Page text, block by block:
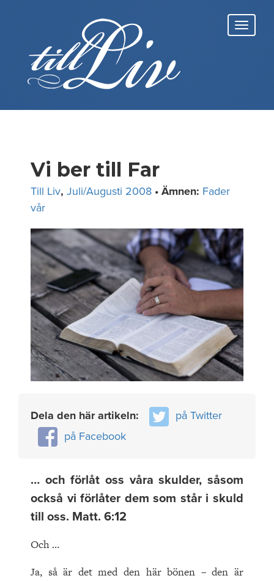
Vi ber till Far
Till Liv, Juli/Augusti 2008 • Ämnen: Fader
vår
Dela den här artikeln:
på Twitter
på Facebook
… och förlåt oss våra skulder, såsom
också vi förlåter dem som står i skuld
till oss. Matt. 6:12
Och …
Ja, så är det med den här bönen – den är